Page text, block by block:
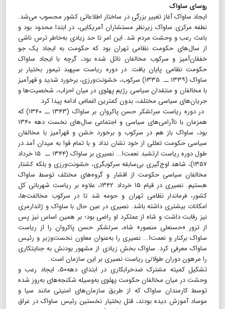
روسای ساواک
ایجاد ساواک آغاز تغییر بزرگی در ساختار اطلاعاتی کشور محسوب می‌شد.
نطفه مرکزی ساواک زیرنظر مستشاران آمریکایی، در ابتدا محدود بود و
باعث رعب‌ و وحشت مردم شد. این امر تا حد زیادی به‌خاطر ترس ناشی
از سال‌های حکومت نظامی تهران بود که حکومت به ایجاد یک جو
خفقان‌آمیز و سرکوب مخالفان نائل شده بود، گرچه با ایجاد ساواک
حکومت نظامی پایان یافت. در دوره ریاست سپهبد تیمور بختیار بر
ساواک (۱۳۳۹ ــ ۱۳۳۵) سرکوب، خشونت‌ورزی، برخورد شدید و قهرآمیز
با مخالفان و منتقدان سیاسی رژیم ‌پهلوی در میان احزاب، شخصیت‌ها و
جریان‌های سیاسی مختلف، بدون کمترین اغماض ادامه پیدا کرد.
در دوره ریاست سرلشکر حسن پاکروان بر ساواک (۱۳۴۳ ــ ۱۳۴۰) که
همزمان با ناآرامی‌های سیاسی و اجتماعی سال‌های نخست دهه ۱۳۴۰
بود، ساواک باز هم در سرکوب و برخورد خشن و قهرآمیز با مخالفان
سیاسی حکومت تعللی از خود نشان نداد و با تمام قوا به میدان آمد.در
طول دوره ریاست ارتشبد نعمت‌ا... نصیری بر ساواک (۱۳۴۴ ــ ۱۵ خرداد
۱۳۵۷)، شاهد اوج‌گیری بی‌سابقه سرکوبگری، ‌خشونت‌ورزی و بلکه کشتار
مخالفان سیاسی حکومت از اقشار و گروه‌های مختلف توسط ساواک
هستیم. نصیری در قیام ۱۵ خرداد ۱۳۴۲، علاوه بر ریاست شهربانی کل
کشور، فرماندار نظامی تهران و حومه شد تا در سرکوب مخالفت‌ها،
امکانات بیشتری داشته باشد. نصیری در عین حال با ساواک و ژاندارمری
نیز رقابت داشت و شاه از عملکرد او راضی بود؛ بر همین اساس نیز پس
از ترور «حسنعلی منصور» شاه، سرلشکر حسن پاکروان را از ریاست
ساواک برکنار و نعمت‌ا... نصیری را به‌عنوان معاون نخست‌وزیر و رئیس
ساواک معرفی کرد. ساواک بخش زیادی از مشهور بودنش به جنایتکاری
را مرهون دوران طولانی ریاست نصیری بر این سازمان است.
تشکیل کمیته مشترک ضدخرابکاری در ابتدای دهه۵۰، ایجاد رعب و
وحشت در میان مخالفان حکومت پهلوی به‌‌وسیله شکنجه‌های به‌روز شده
توسط کارمندان ساواک که از طریق سازمان‌های امنیتی مانند سیا و
موساد آموزش دیده بودند، قتل بختیار نخستین رئیس ساواک در عراق